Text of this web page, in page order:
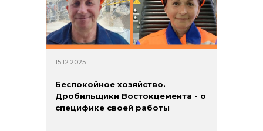
15.12.2025
Беспокойное хозяйство.
Дробильщики Востокцемента - о
специфике своей работы